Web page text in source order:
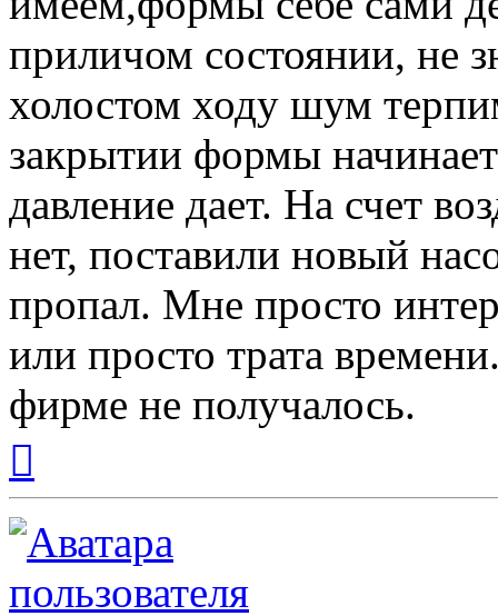
приличом состоянии, не
холостом ходу шум
закрытии формы
давление дает. На счет
нет, поставили новый
пропал. Мне просто
или просто трата
фирме не получалось.
началу